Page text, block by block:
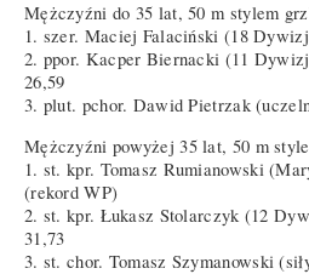
Mężczyźni do 35 lat, 50 m stylem
1. szer. Maciej Falaciński (18
2. ppor. Kacper Biernacki (11
26,59
3. plut. pchor. Dawid Pietrzak
Mężczyźni powyżej 35 lat, 50 m
1. st. kpr. Tomasz Rumianowski
(rekord WP)
2. st. kpr. Łukasz Stolarczyk (12
31,73
3. st. chor. Tomasz Szymanowski